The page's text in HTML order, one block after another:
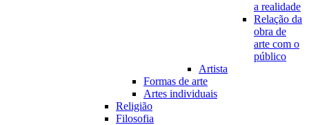
a realidade
Relação da
obra de
arte com o
público
Artista
Formas de arte
Artes individuais
Religião
Filosofia